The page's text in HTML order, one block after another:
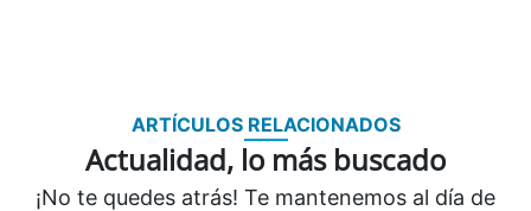
ARTÍCULOS RELACIONADOS
Actualidad, lo más buscado
¡No te quedes atrás! Te mantenemos al día de